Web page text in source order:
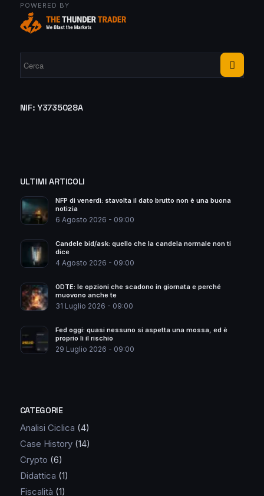
POWERED BY
NIF: Y3735028A
ULTIMI ARTICOLI
NFP di venerdì: stavolta il dato brutto non è una buona
notizia
6 Agosto 2026 - 09:00
Candele bid/ask: quello che la candela normale non ti
dice
4 Agosto 2026 - 09:00
0DTE: le opzioni che scadono in giornata e perché
muovono anche te
31 Luglio 2026 - 09:00
Fed oggi: quasi nessuno si aspetta una mossa, ed è
proprio lì il rischio
29 Luglio 2026 - 09:00
CATEGORIE
Analisi Ciclica (4)
Case History(14)
Crypto (6)
Didattica (1)
Fiscalità (1)